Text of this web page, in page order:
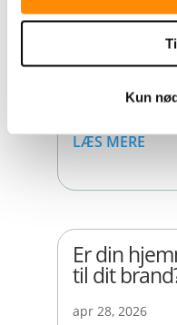
Kun
mærkes?
interessante
LÆS MERE
Er din
til dit
apr 28, 2026